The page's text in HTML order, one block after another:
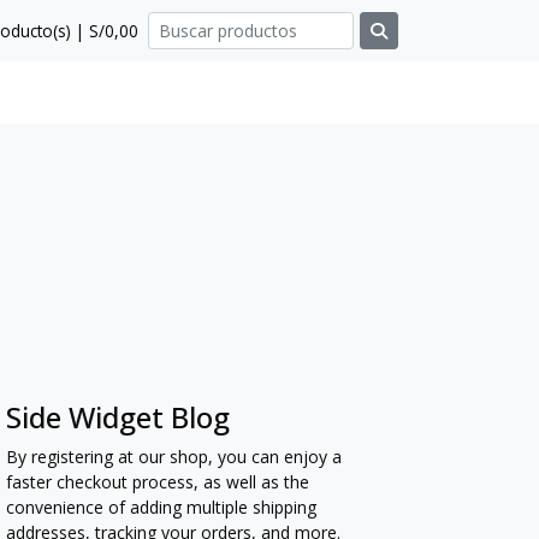
| S/0,00
Side Widget Blog
By registering at our shop, you can enjoy a
faster checkout process, as well as the
convenience of adding multiple shipping
addresses, tracking your orders, and more.